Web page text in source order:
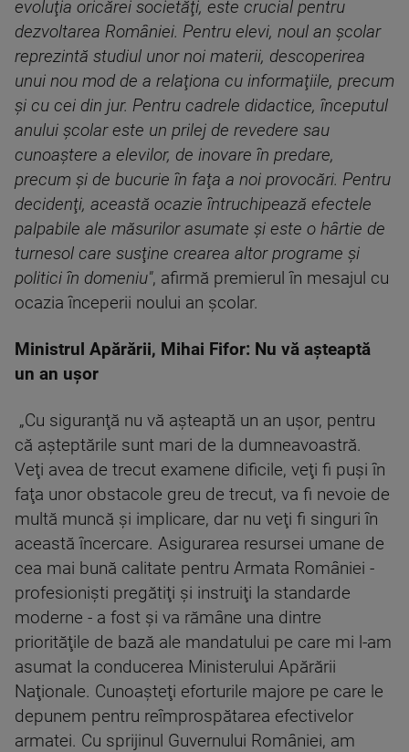
evoluţia oricărei societăţi, este crucial pentru
dezvoltarea României. Pentru elevi, noul an şcolar
reprezintă studiul unor noi materii, descoperirea
unui nou mod de a relaţiona cu informaţiile, precum
şi cu cei din jur. Pentru cadrele didactice, începutul
anului şcolar este un prilej de revedere sau
cunoaştere a elevilor, de inovare în predare,
precum şi de bucurie în faţa a noi provocări. Pentru
decidenţi, această ocazie întruchipează efectele
palpabile ale măsurilor asumate şi este o hârtie de
turnesol care susţine crearea altor programe şi
politici în domeniu", afirmă premierul în mesajul cu
ocazia începerii noului an şcolar.
Ministrul Apărării, Mihai Fifor: Nu vă așteaptă
un an ușor
„Cu siguranţă nu vă aşteaptă un an uşor, pentru
că aşteptările sunt mari de la dumneavoastră.
Veţi avea de trecut examene dificile, veţi fi puşi în
faţa unor obstacole greu de trecut, va fi nevoie de
multă muncă şi implicare, dar nu veţi fi singuri în
această încercare. Asigurarea resursei umane de
cea mai bună calitate pentru Armata României -
profesionişti pregătiţi şi instruiţi la standarde
moderne - a fost şi va rămâne una dintre
priorităţile de bază ale mandatului pe care mi l-am
asumat la conducerea Ministerului Apărării
Naţionale. Cunoaşteţi eforturile majore pe care le
depunem pentru reîmprospătarea efectivelor
armatei. Cu sprijinul Guvernului României, am